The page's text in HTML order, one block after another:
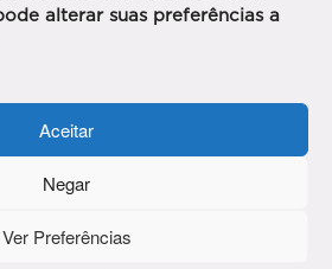
alterar suas preferências a
Aceitar
Negar
Ver Preferências